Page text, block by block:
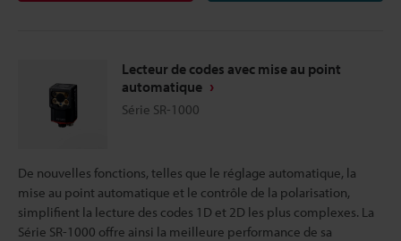
Lecteur de codes avec mise au point
automatique
Série SR-1000
De nouvelles fonctions, telles que le réglage automatique, la
mise au point automatique et le contrôle de la polarisation,
simplifient la lecture des codes 1D et 2D les plus complexes. La
Série SR-1000 offre ainsi la meilleure performance de sa